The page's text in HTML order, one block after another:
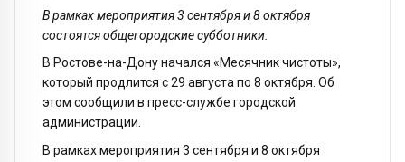
В рамках мероприятия 3 сентября и 8 октября
состоятся общегородские субботники.
В Ростове-на-Дону начался «Месячник чистоты»,
который продлится с 29 августа по 8 октября. Об
этом сообщили в пресс-службе городской
администрации.
В рамках мероприятия 3 сентября и 8 октября